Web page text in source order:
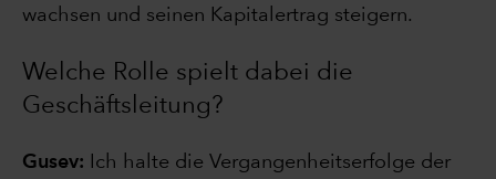
wachsen und seinen Kapitalertrag steigern.
Welche Rolle spielt dabei die
Geschäftsleitung?
Gusev: Ich halte die Vergangenheitserfolge der